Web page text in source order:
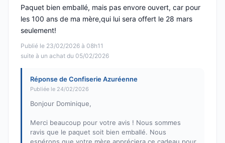
Publié le 23/02/2026 à 08h11
suite à un achat du 05/02/2026
Paquet bien emballé, mais pas envore ouvert, car pour
les 100 ans de ma mère,qui lui sera offert le 28 mars
seulement!
Réponse de Confiserie Azuréenne
Publiée le 24/02/2026
Bonjour Dominique,
Merci beaucoup pour votre avis ! Nous sommes
ravis que le paquet soit bien emballé. Nous